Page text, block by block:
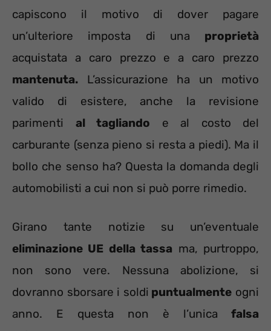
capiscono il motivo di dover pagare
un’ulteriore imposta di una proprietà
acquistata a caro prezzo e a caro prezzo
mantenuta. L’assicurazione ha un motivo
valido di esistere, anche la revisione
parimenti al tagliando e al costo del
carburante (senza pieno si resta a piedi). Ma il
bollo che senso ha? Questa la domanda degli
automobilisti a cui non si può porre rimedio.
Girano tante notizie su un’eventuale
eliminazione UE della tassa ma, purtroppo,
non sono vere. Nessuna abolizione, si
dovranno sborsare i soldi puntualmente ogni
anno. E questa non è l’unica falsa